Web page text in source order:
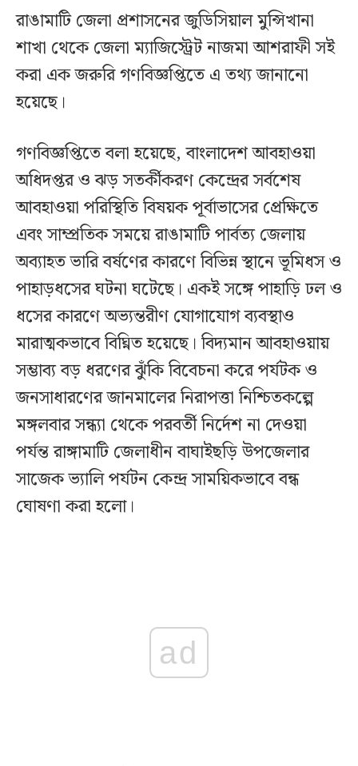
রাঙামাটি জেলা প্রশাসনের জুডিসিয়াল মুন্সিখানা
শাখা থেকে জেলা ম্যাজিস্ট্রেট নাজমা আশরাফী সই
করা এক জরুরি গণবিজ্ঞপ্তিতে এ তথ্য জানানো
হয়েছে।
গণবিজ্ঞপ্তিতে বলা হয়েছে, বাংলাদেশ আবহাওয়া
অধিদপ্তর ও ঝড় সতর্কীকরণ কেন্দ্রের সর্বশেষ
আবহাওয়া পরিস্থিতি বিষয়ক পূর্বাভাসের প্রেক্ষিতে
এবং সাম্প্রতিক সময়ে রাঙামাটি পার্বত্য জেলায়
অব্যাহত ভারি বর্ষণের কারণে বিভিন্ন স্থানে ভূমিধস ও
পাহাড়ধসের ঘটনা ঘটেছে। একই সঙ্গে পাহাড়ি ঢল ও
ধসের কারণে অভ্যন্তরীণ যোগাযোগ ব্যবস্থাও
মারাত্মকভাবে বিঘ্নিত হয়েছে। বিদ্যমান আবহাওয়ায়
সম্ভাব্য বড় ধরণের ঝুঁকি বিবেচনা করে পর্যটক ও
জনসাধারণের জানমালের নিরাপত্তা নিশ্চিতকল্পে
মঙ্গলবার সন্ধ্যা থেকে পরবর্তী নির্দেশ না দেওয়া
পর্যন্ত রাঙ্গামাটি জেলাধীন বাঘাইছড়ি উপজেলার
সাজেক ভ্যালি পর্যটন কেন্দ্র সাময়িকভাবে বন্ধ
ঘোষণা করা হলো।
ad